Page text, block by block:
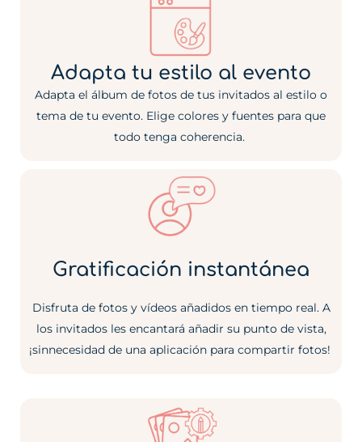
Gratificación instantánea
Disfruta de fotos y vídeos añadidos en tiempo real. A
los invitados les encantará añadir su punto de vista,
¡sinnecesidad de una aplicación para compartir fotos!
Adapta tu estilo al evento
Adapta el álbum de fotos de tus invitados al estilo o
tema de tu evento. Elige colores y fuentes para que
todo tenga coherencia.